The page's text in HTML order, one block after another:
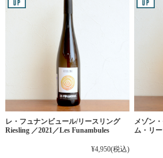
レ・フュナンビュール/リースリング
Riesling ／2021／Les Funambules
¥4,950(税込)
メゾン
ム・リ